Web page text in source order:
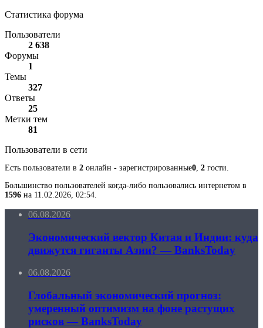
Статистика форума
Пользователи
2 638
Форумы
1
Темы
327
Ответы
25
Метки тем
81
Пользователи в сети
Есть пользователи в 2 онлайн - зарегистрированные0 2 гости.
Большинство пользователей когда-либо пользовались интернетом в
1596 на 11.02.2026, 02:54.
06.08.2026
Экономический вектор Китая и Индии: куда
движутся гиганты Азии? — BanksToday
06.08.2026
Глобальный экономический прогноз:
умеренный оптимизм на фоне растущих
рисков — BanksToday